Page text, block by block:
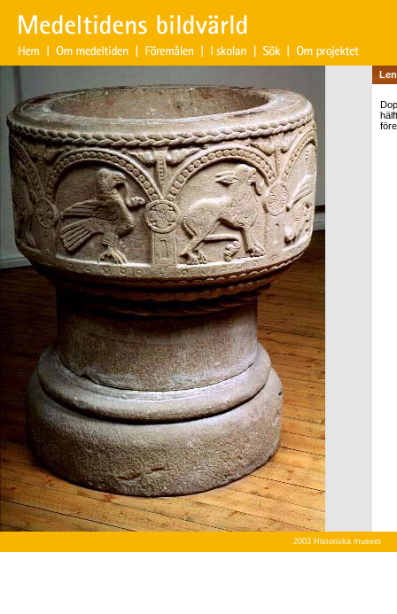
2003 Historiska museet